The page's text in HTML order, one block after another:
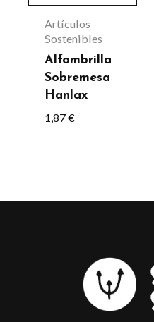
Artículos
Sostenibles
Alfombrilla
Sobremesa
Hanlax
1,87€